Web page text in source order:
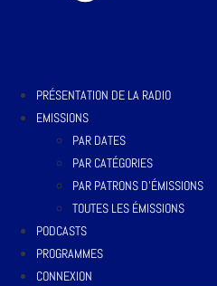
PRÉSENTATION DE LA RADIO
EMISSIONS
PAR DATES
PAR CATÉGORIES
PAR PATRONS D’ÉMISSIONS
TOUTES LES ÉMISSIONS
PODCASTS
PROGRAMMES
CONNEXION